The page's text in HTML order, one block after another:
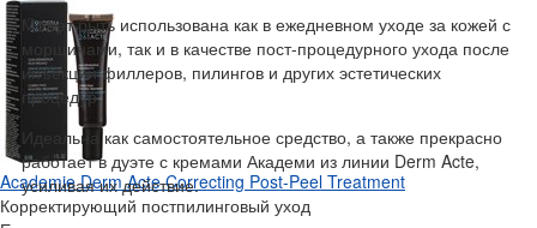
Может быть использована как в ежедневном уходе за кожей с
морщинами, так и в качестве пост-процедурного ухода после
инъекций филлеров, пилингов и других эстетических
процедур.
Идеальна как самостоятельное средство, а также прекрасно
работает в дуэте с кремами Академи из линии Derm Acte,
усиливая их действие.
Academie Derm Acte Correcting Post-Peel Treatment
Корректирующий постпилинговый уход